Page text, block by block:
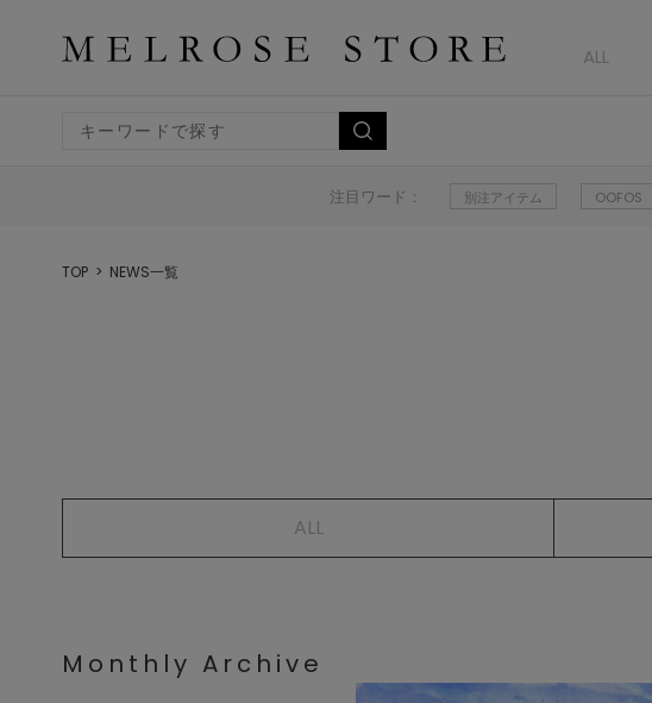
ALL
注目ワード： 別注アイテム OOFOS
TOP NEWS一覧
ALL
Monthly Archive